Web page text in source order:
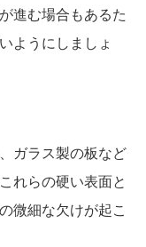
進む場合もあるた
ようにしましょ
ガラス製の板など
れらの硬い表面と
微細な欠けが起こ